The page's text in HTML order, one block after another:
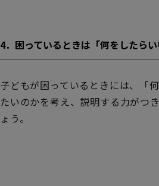
4．困っているときは「何をしたら
子どもが困っているときには、「
たいのかを考え、説明する力がつ
ょう。